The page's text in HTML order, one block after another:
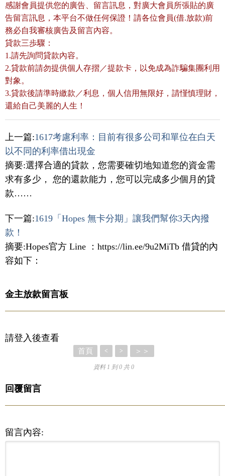
感謝會員提供您的廣告、留言訊息，對廣大會員所張貼的廣
告留言訊息，本平台不做任何保證！請各位會員(借.放款)前
務必自我審核廣告及留言內容。
貸款三歩驟：
1.請先詢問貸款內容。
2.貸款前請勿提供個人存摺／提款卡，以免成為詐騙集團利用
對象。
3.貸款後請準時繳款／利息，個人信用無限好，請慬慎理財，
還給自己美麗的人生！
上一篇:1617考慮利率：目前有很多公司和單位在白天
以不同的利率借出現金
摘要:選擇合適的貸款，您需要確切地知道您的資金需
求有多少， 您的還款能力，您可以完成多少個月的貸
款……
下一篇:1619「Hopes 無卡分期」讓我們幫你3天內撥
款！
摘要:Hopes官方 Line ：https://lin.ee/9u2MiTb 借貸的內
容如下：
金主放款留言板
請登入後查看
首頁 < > ＞＞
資料 1 到 0 共 0
回覆留言
留言內容: